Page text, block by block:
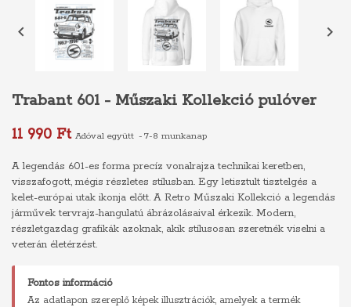
 
Trabant 601 - Műszaki Kollekció pulóver
11 990 Ft Adóval együtt 7-8 munkanap
A legendás 601-es forma precíz vonalrajza technikai keretben,
visszafogott, mégis részletes stílusban. Egy letisztult tisztelgés a
kelet-európai utak ikonja előtt. A Retro Műszaki Kollekció a legendás
járművek tervrajz-hangulatú ábrázolásaival érkezik. Modern,
részletgazdag grafikák azoknak, akik stílusosan szeretnék viselni a
veterán életérzést.
Fontos információ
Az adatlapon szereplő képek illusztrációk, amelyek a termék